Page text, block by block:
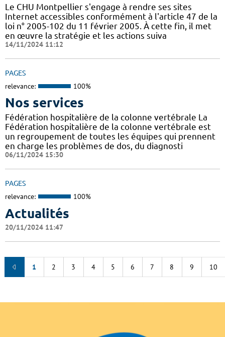
Le CHU Montpellier s'engage à rendre ses sites
Internet accessibles conformément à l'article 47 de la
loi n° 2005-102 du 11 février 2005. À cette fin, il met
en œuvre la stratégie et les actions suiva
14/11/2024 11:12
PAGES
relevance: 100%
Nos services
Fédération hospitalière de la colonne vertébrale La
Fédération hospitalière de la colonne vertébrale est
un regroupement de toutes les équipes qui prennent
en charge les problèmes de dos, du diagnosti
06/11/2024 15:30
PAGES
relevance: 100%
Actualités
20/11/2024 11:47
1 2 3 4 5 6 7 8 9 10